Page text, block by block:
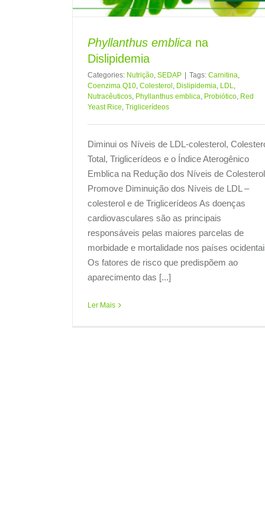
Phyllanthus emblica na
Dislipidemia
Categories: Nutrição SEDAP | Tags: Carnitina
Coenzima Q10 Colesterol Dislipidemia LDL
Nutracêuticos Phyllanthus emblica Probiótico Red
Yeast Rice Triglicerídeos
Diminui os Níveis de LDL-colesterol,
Total, Triglicerídeos e o Índice Aterogênico
Emblica na Redução dos Níveis de Colesterol
Promove Diminuição dos Níveis de LDL –
colesterol e de Triglicerídeos As doenças
cardiovasculares são as principais
responsáveis pelas maiores parcelas de
morbidade e mortalidade nos países
Os fatores de risco que predispõem ao
aparecimento das [...]
Ler Mais